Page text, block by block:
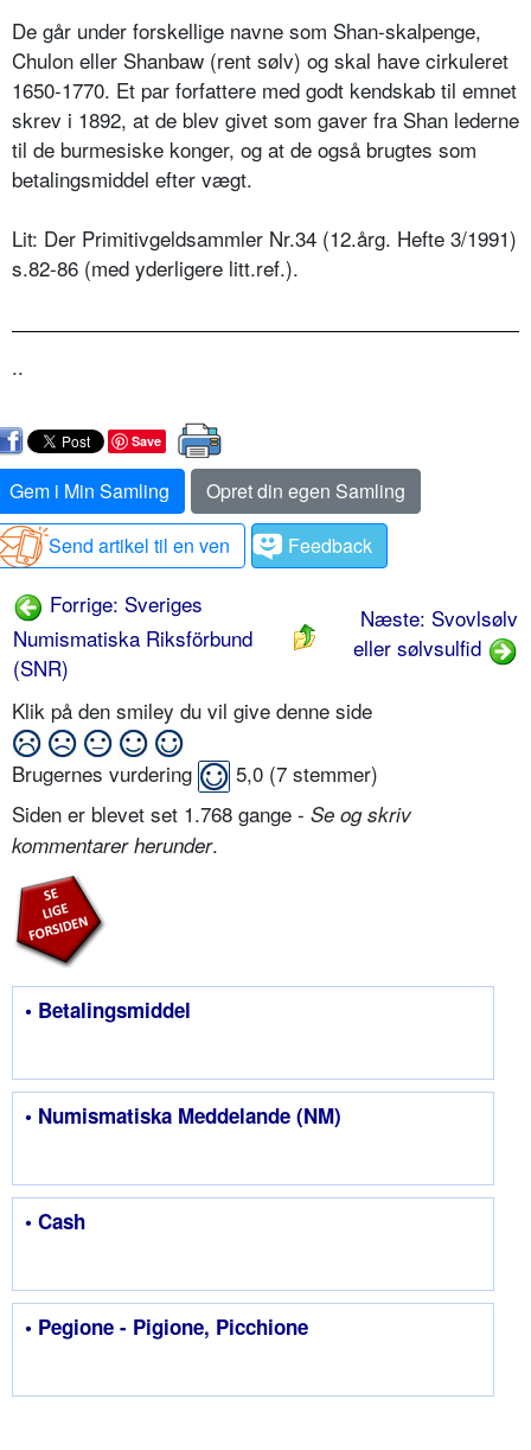
De går under forskellige navne som Shan-skalpenge,
Chulon eller Shanbaw (rent sølv) og skal have cirkuleret
1650-1770. Et par forfattere med godt kendskab til emnet
skrev i 1892, at de blev givet som gaver fra Shan lederne
til de burmesiske konger, og at de også brugtes som
betalingsmiddel efter vægt.
Lit: Der Primitivgeldsammler Nr.34 (12.årg. Hefte 3/1991)
s.82-86 (med yderligere litt.ref.).
..
Save
Gem i Min Samling
Opret din egen Samling
Send artikel til en ven
Feedback
Forrige: Sveriges
Numismatiska Riksförbund
(SNR)
Næste: Svovlsølv
eller sølvsulfid
Klik på den smiley du vil give denne side
Brugernes vurdering 5,0 (7 stemmer)
Siden er blevet set 1.768 gange - Se og skriv
kommentarer herunder.
• Betalingsmiddel
• Numismatiska Meddelande (NM)
• Cash
• Pegione - Pigione, Picchione